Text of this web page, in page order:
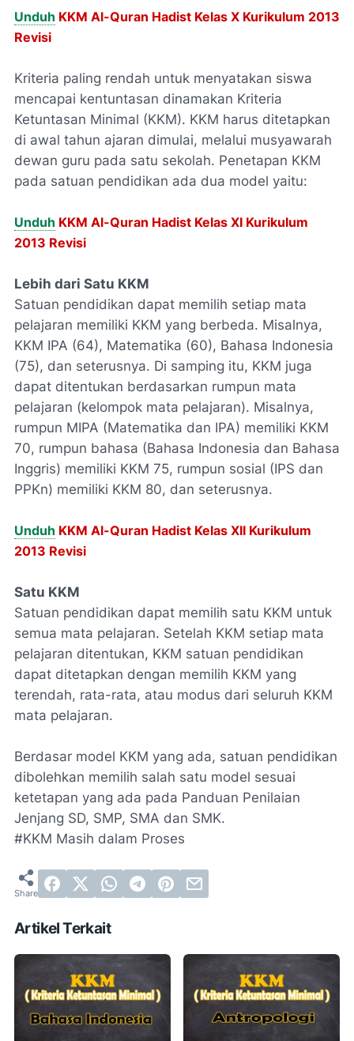
Unduh KKM Al-Quran Hadist Kelas X Kurikulum 2013
Revisi
Kriteria paling rendah untuk menyatakan siswa
mencapai kentuntasan dinamakan Kriteria
Ketuntasan Minimal (KKM). KKM harus ditetapkan
di awal tahun ajaran dimulai, melalui musyawarah
dewan guru pada satu sekolah. Penetapan KKM
pada satuan pendidikan ada dua model yaitu:
Unduh KKM Al-Quran Hadist Kelas XI Kurikulum
2013 Revisi
Lebih dari Satu KKM
Satuan pendidikan dapat memilih setiap mata
pelajaran memiliki KKM yang berbeda. Misalnya,
KKM IPA (64), Matematika (60), Bahasa Indonesia
(75), dan seterusnya. Di samping itu, KKM juga
dapat ditentukan berdasarkan rumpun mata
pelajaran (kelompok mata pelajaran). Misalnya,
rumpun MIPA (Matematika dan IPA) memiliki KKM
70, rumpun bahasa (Bahasa Indonesia dan Bahasa
Inggris) memiliki KKM 75, rumpun sosial (IPS dan
PPKn) memiliki KKM 80, dan seterusnya.
Unduh KKM Al-Quran Hadist Kelas XII Kurikulum
2013 Revisi
Satu KKM
Satuan pendidikan dapat memilih satu KKM untuk
semua mata pelajaran. Setelah KKM setiap mata
pelajaran ditentukan, KKM satuan pendidikan
dapat ditetapkan dengan memilih KKM yang
terendah, rata-rata, atau modus dari seluruh KKM
mata pelajaran.
Berdasar model KKM yang ada, satuan pendidikan
dibolehkan memilih salah satu model sesuai
ketetapan yang ada pada Panduan Penilaian
Jenjang SD, SMP, SMA dan SMK.
#KKM Masih dalam Proses
Artikel Terkait